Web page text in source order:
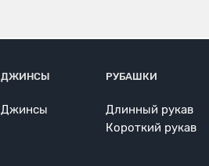
ДЖИНСЫ
Джинсы
РУБАШКИ
Длинный рукав
Короткий рукав